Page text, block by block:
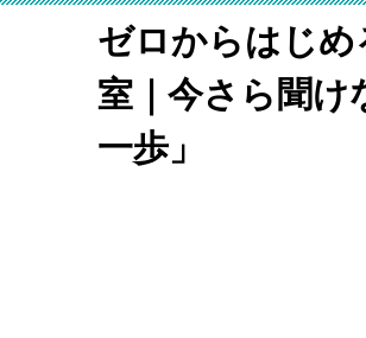
ゼロからはじ
室｜今さら聞け
一歩」